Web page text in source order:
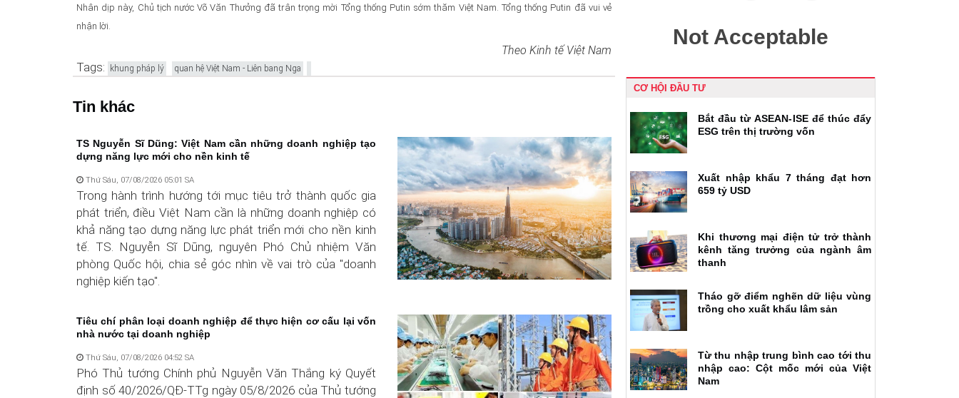
Nhân dịp này, Chủ tịch nước Võ Văn Thưởng đã trân trọng mời Tổng thống Putin sớm thăm Việt Nam. Tổng thống Putin đã vui vẻ
nhận lời.
Theo Kinh tế Việt Nam
Tags: khung pháp lý quan hệ Việt Nam - Liên bang Nga
Tin khác
TS Nguyễn Sĩ Dũng: Việt Nam cần những doanh nghiệp tạo
dựng năng lực mới cho nền kinh tế
Thứ Sáu, 07/08/2026 05:01 SA
Trong hành trình hướng tới mục tiêu trở thành quốc gia
phát triển, điều Việt Nam cần là những doanh nghiệp có
khả năng tạo dựng năng lực phát triển mới cho nền kinh
tế. TS. Nguyễn Sĩ Dũng, nguyên Phó Chủ nhiệm Văn
phòng Quốc hội, chia sẻ góc nhìn về vai trò của "doanh
nghiệp kiến tạo".
Tiêu chí phân loại doanh nghiệp để thực hiện cơ cấu lại vốn
nhà nước tại doanh nghiệp
Thứ Sáu, 07/08/2026 04:52 SA
Phó Thủ tướng Chính phủ Nguyễn Văn Thắng ký Quyết
định số 40/2026/QĐ-TTg ngày 05/8/2026 của Thủ tướng
CƠ HỘI ĐẦU TƯ
Bắt đầu từ ASEAN-ISE để thúc đẩy
ESG trên thị trường vốn
Xuất nhập khẩu 7 tháng đạt hơn
659 tỷ USD
Khi thương mại điện tử trở thành
kênh tăng trưởng của ngành âm
thanh
Tháo gỡ điểm nghẽn dữ liệu vùng
trồng cho xuất khẩu lâm sản
Từ thu nhập trung bình cao tới thu
nhập cao: Cột mốc mới của Việt
Nam